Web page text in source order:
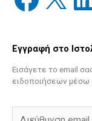
Εγγραφή στο
Εισάγετε το email
ειδοποιήσεων μέσω